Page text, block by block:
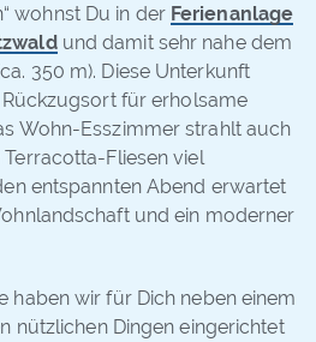
wohnst Du in der Ferienanlage
und damit sehr nahe dem
350 m). Diese Unterkunft
für erholsame
Wohn-Esszimmer strahlt auch
Fliesen viel
entspannten Abend erwartet
und ein moderner
haben wir für Dich neben einem
nützlichen Dingen eingerichtet